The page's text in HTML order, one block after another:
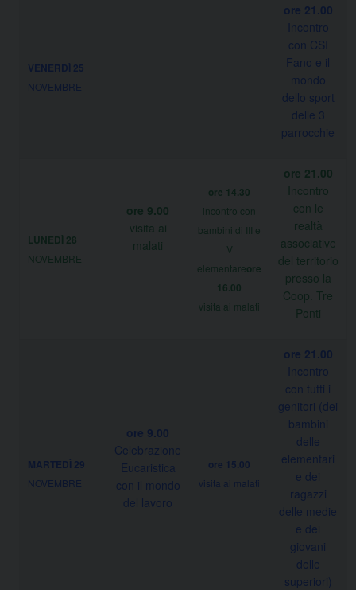
VENERDÌ 25
NOVEMBRE
ore 21.00
Incontro
con CSI
Fano e il
mondo
dello sport
delle 3
parrocchie
LUNEDÌ 28
NOVEMBRE
ore 9.00
visita ai
malati
ore 14.30
incontro con
bambini di III e
V
elementareore
16.00
visita ai malati
ore 21.00
Incontro
con le
realtà
associative
del territorio
presso la
Coop. Tre
Ponti
MARTEDÌ 29
NOVEMBRE
ore 9.00
Celebrazione
Eucaristica
con il mondo
del lavoro
ore 15.00
visita ai malati
ore 21.00
Incontro
con tutti i
genitori (dei
bambini
delle
elementari
e dei
ragazzi
delle medie
e dei
giovani
delle
superiori)